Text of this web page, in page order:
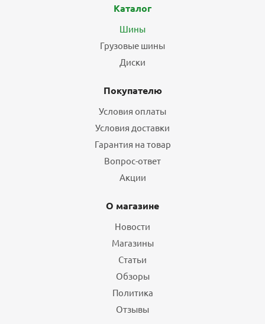
Каталог
Шины
Грузовые шины
Диски
Покупателю
Условия оплаты
Условия доставки
Гарантия на товар
Вопрос-ответ
Акции
О магазине
Новости
Магазины
Статьи
Обзоры
Политика
Отзывы